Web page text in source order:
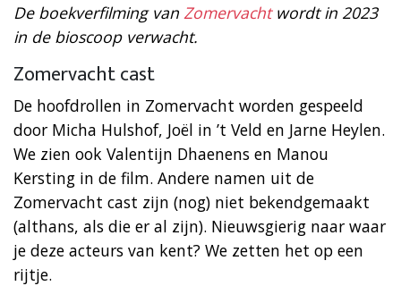
De boekverfilming van Zomervachtwordt in 2023
in de bioscoop verwacht.
Zomervacht cast
De hoofdrollen in Zomervacht worden gespeeld
door Micha Hulshof, Joël in ’t Veld en Jarne Heylen.
We zien ook Valentijn Dhaenens en Manou
Kersting in de film. Andere namen uit de
Zomervacht cast zijn (nog) niet bekendgemaakt
(althans, als die er al zijn). Nieuwsgierig naar waar
je deze acteurs van kent? We zetten het op een
rijtje.